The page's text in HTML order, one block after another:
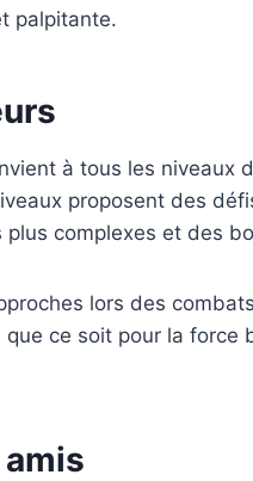
palpitante.
à tous les niveaux
proposent des
complexes et des
lors des
ce soit pour la force